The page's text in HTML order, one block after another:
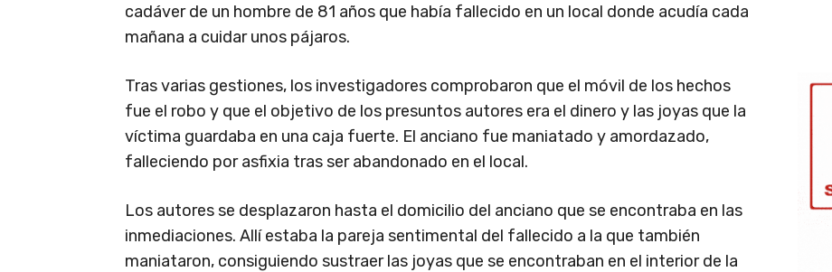
cadáver de un hombre de 81 años que había fallecido en un local donde acudía cada
mañana a cuidar unos pájaros.
Tras varias gestiones, los investigadores comprobaron que el móvil de los hechos
fue el robo y que el objetivo de los presuntos autores era el dinero y las joyas que la
víctima guardaba en una caja fuerte. El anciano fue maniatado y amordazado,
falleciendo por asfixia tras ser abandonado en el local.
Los autores se desplazaron hasta el domicilio del anciano que se encontraba en las
inmediaciones. Allí estaba la pareja sentimental del fallecido a la que también
maniataron, consiguiendo sustraer las joyas que se encontraban en el interior de la